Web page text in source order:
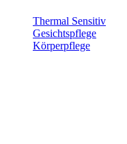
Thermal Sensitiv
Gesichtspflege
Körperpflege